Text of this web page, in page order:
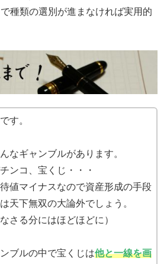
種類の選別が進まなければ実用的
す。
なギャンブルがあります。
ンコ、宝くじ・・・
値マイナスなので資産形成の手段
天下無双の大論外でしょう。
さる分にはほどほどに）
ブルの中で宝くじは他と一線を画